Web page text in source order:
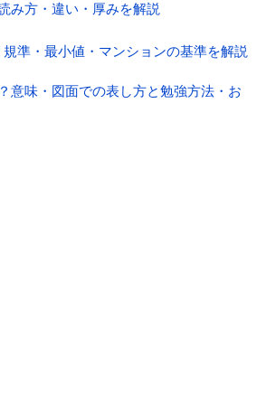
み方・違い・厚みを解説
準・最小値・マンションの基準を解説
意味・図面での表し方と勉強方法・お